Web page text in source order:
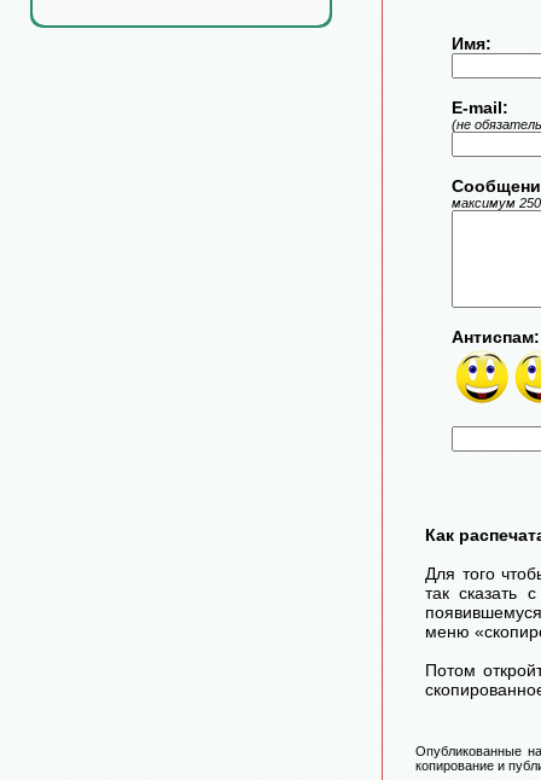
Имя:
E-mail:
(не
максимум
Антиспам:
Как
Для того
так сказать
меню
Потом
Опубликованные
копирование и